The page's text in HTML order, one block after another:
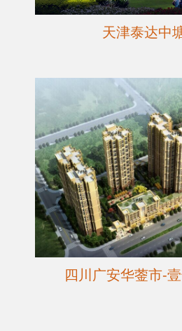
天津泰达中
四川广安华蓥市-